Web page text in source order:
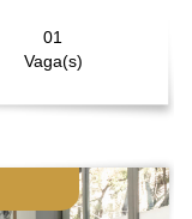
01
Vaga(s)